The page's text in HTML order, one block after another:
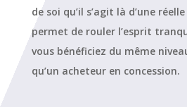
de soi qu’il s’agit là d’une
permet de rouler l’esprit
vous bénéficiez du même
qu’un acheteur en concession.